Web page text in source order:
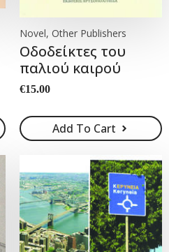
Novel, Other Publishers
Οδοδείκτες του
παλιού καιρού
€15.00
Add To Cart